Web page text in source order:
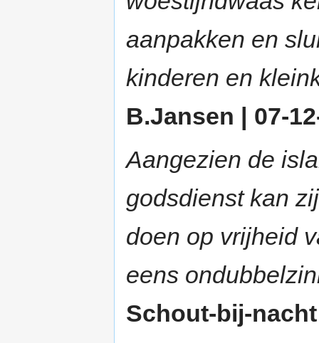
aanpakken en
kinderen en
B.Jansen | 07-
Aangezien de
godsdienst kan
doen op vrijheid
eens
Schout-bij-nacht